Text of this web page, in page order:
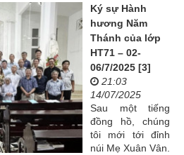
Ký sự Hành
hương Năm
Thánh của lớp
HT71 – 02-
06/7/2025 [3]
21:03
14/07/2025
Sau một tiếng
đồng hồ, chúng
tôi mới tới đỉnh
núi Mẹ Xuân Vân.